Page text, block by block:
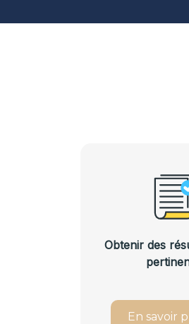
Obtenir des
En savoir